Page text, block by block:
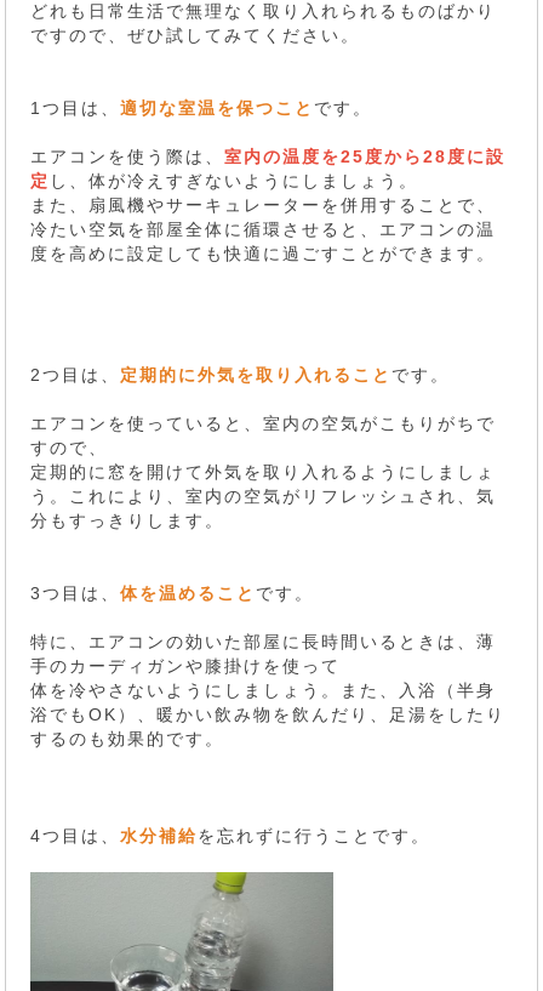
どれも日常生活で無理なく取り入れられるものばかり
ですので、ぜひ試してみてください。
1つ目は、適切な室温を保つこと です。
エアコンを使う際は、室内の温度を25度から28度に設
定 し、体が冷えすぎないようにしましょう。
また、扇風機やサーキュレーターを併用することで、
冷たい空気を部屋全体に循環させると、エアコンの温
度を高めに設定しても快適に過ごすことができます。
2つ目は、 定期的に外気を取り入れること です。
エアコンを使っていると、室内の空気がこもりがちで
すので、
定期的に窓を開けて外気を取り入れるようにしましょ
う。これにより、室内の空気がリフレッシュされ、気
分もすっきりします。
3つ目は、体を温めること です。
特に、エアコンの効いた部屋に長時間いるときは、薄
手のカーディガンや膝掛けを使って
体を冷やさないようにしましょう。また、入浴（半身
浴でもOK）、暖かい飲み物を飲んだり、足湯をしたり
するのも効果的です。
4つ目は、水分補給を忘れずに行うことです。